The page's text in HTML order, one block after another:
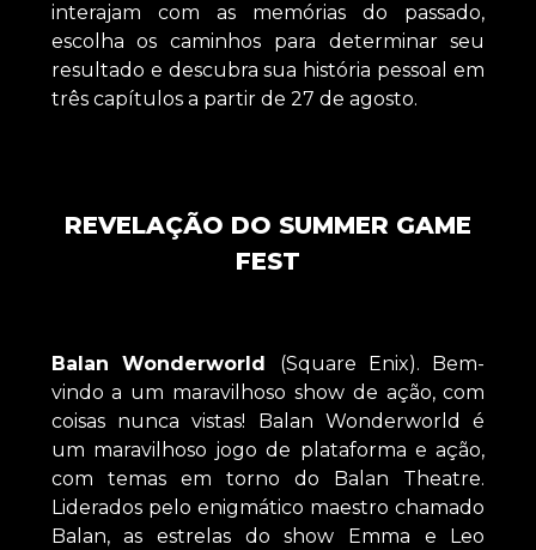
interajam com as memórias do passado,
escolha os caminhos para determinar seu
resultado e descubra sua história pessoal em
três capítulos a partir de 27 de agosto.
REVELAÇÃO DO SUMMER GAME
FEST
Balan Wonderworld (Square Enix). Bem-
vindo a um maravilhoso show de ação, com
coisas nunca vistas! Balan Wonderworld é
um maravilhoso jogo de plataforma e ação,
com temas em torno do Balan Theatre.
Liderados pelo enigmático maestro chamado
Balan, as estrelas do show Emma e Leo